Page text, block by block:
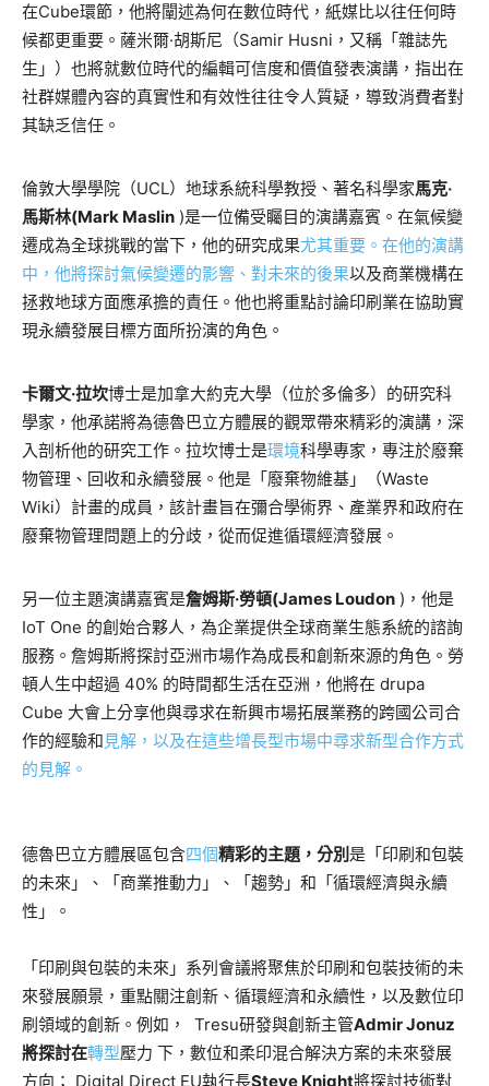
在Cube環節，他將闡述為何在數位時代，紙媒比以往任何時
候都更重要。薩米爾·胡斯尼（Samir Husni，又稱「雜誌先
生」）也將就數位時代的編輯可信度和價值發表演講，指出在
社群媒體內容的真實性和有效性往往令人質疑，導致消費者對
其缺乏信任。
倫敦大學學院（UCL）地球系統科學教授、著名科學家馬克‧
馬斯林(Mark Maslin )是一位備受矚目的演講嘉賓。在氣候變
遷成為全球挑戰的當下，他的研究成果尤其重要。在他的演講
中，他將探討氣候變遷的影響、對未來的後果以及商業機構在
拯救地球方面應承擔的責任。他也將重點討論印刷業在協助實
現永續發展目標方面所扮演的角色。
卡爾文·拉坎博士是加拿大約克大學（位於多倫多）的研究科
學家，他承諾將為德魯巴立方體展的觀眾帶來精彩的演講，深
入剖析他的研究工作。拉坎博士是環境科學專家，專注於廢棄
物管理、回收和永續發展。他是「廢棄物維基」（Waste
Wiki）計畫的成員，該計畫旨在彌合學術界、產業界和政府在
廢棄物管理問題上的分歧，從而促進循環經濟發展。
另一位主題演講嘉賓是詹姆斯·勞頓(James Loudon )，他是
IoT One 的創始合夥人，為企業提供全球商業生態系統的諮詢
服務。詹姆斯將探討亞洲市場作為成長和創新來源的角色。勞
頓人生中超過 40% 的時間都生活在亞洲，他將在 drupa
Cube 大會上分享他與尋求在新興市場拓展業務的跨國公司合
作的經驗和見解，以及在這些增長型市場中尋求新型合作方式
的見解。
德魯巴立方體展區包含四個精彩的主題，分別 是「印刷和包裝
的未來」、「商業推動力」、「趨勢」和「循環經濟與永續
性」。
「印刷與包裝的未來」系列會議將聚焦於印刷和包裝技術的未
來發展願景，重點關注創新、循環經濟和永續性，以及數位印
刷領域的創新。例如， Tresu研發與創新主管Admir Jonuz
將探討在轉型壓力 下，數位和柔印混合解決方案的未來發展
方向； Digital Direct EU執行長Steve Knight將探討技術對